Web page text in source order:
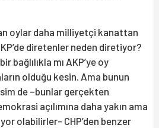
oylar daha milliyetçi kanattan
diretenler neden diretiyor?
bağlılıkla mı AKP’ye oy
olduğu kesin. Ama bunun
de –bunlar gerçekten
açılımına daha yakın ama
olabilirler- CHP’den benzer